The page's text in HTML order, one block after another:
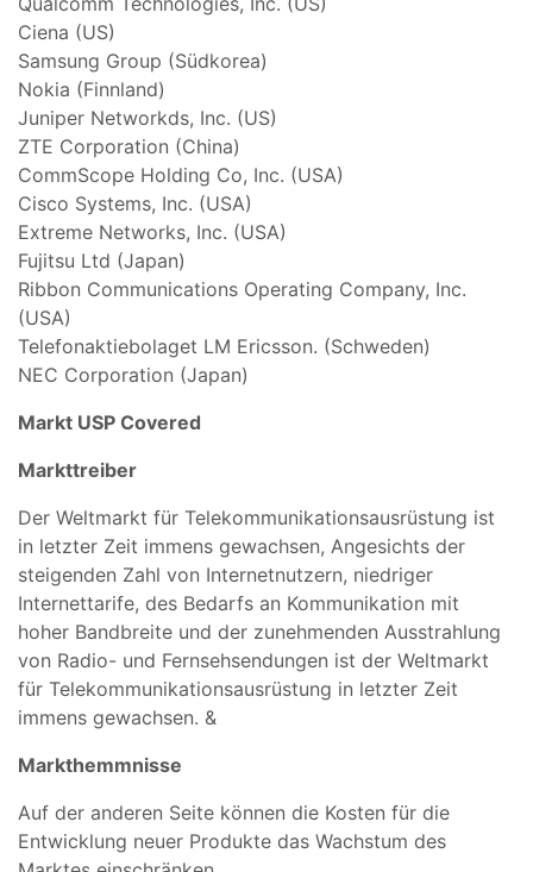
Ciena (US)
Samsung Group (Südkorea)
Nokia (Finnland)
Juniper Networkds, Inc. (US)
ZTE Corporation (China)
CommScope Holding Co, Inc. (USA)
Cisco Systems, Inc. (USA)
Extreme Networks, Inc. (USA)
Fujitsu Ltd (Japan)
Ribbon Communications Operating Company, Inc.
(USA)
Telefonaktiebolaget LM Ericsson. (Schweden)
NEC Corporation (Japan)
Markt USP Covered
Markttreiber
Der Weltmarkt für Telekommunikationsausrüstung ist
in letzter Zeit immens gewachsen, Angesichts der
steigenden Zahl von Internetnutzern, niedriger
Internettarife, des Bedarfs an Kommunikation mit
hoher Bandbreite und der zunehmenden Ausstrahlung
von Radio- und Fernsehsendungen ist der Weltmarkt
für Telekommunikationsausrüstung in letzter Zeit
immens gewachsen. &
Markthemmnisse
Auf der anderen Seite können die Kosten für die
Entwicklung neuer Produkte das Wachstum des